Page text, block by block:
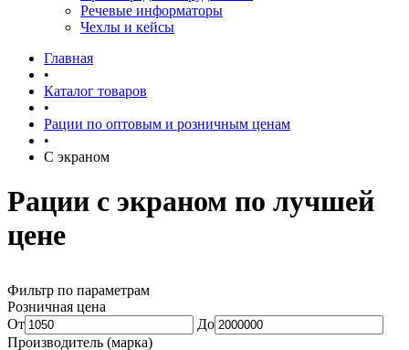
Речевые информаторы
Чехлы и кейсы
Главная
•
Каталог товаров
•
Рации по оптовым и розничным ценам
•
С экраном
Рации с экраном по лучшей
цене
Фильтр по параметрам
Розничная цена
От
До
Производитель (марка)